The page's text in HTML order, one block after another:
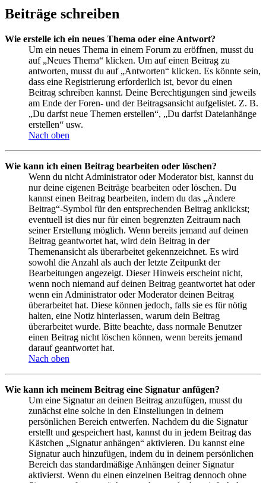
Beiträge schreiben
Wie erstelle ich ein neues Thema oder eine Antwort?
Um ein neues Thema in einem Forum zu eröffnen, musst du
auf „Neues Thema“ klicken. Um auf einen Beitrag zu
antworten, musst du auf „Antworten“ klicken. Es könnte sein,
dass eine Registrierung erforderlich ist, bevor du einen
Beitrag schreiben kannst. Deine Berechtigungen sind jeweils
am Ende der Foren- und der Beitragsansicht aufgelistet. Z. B.
„Du darfst neue Themen erstellen“, „Du darfst Dateianhänge
erstellen“ usw.
Nach oben
Wie kann ich einen Beitrag bearbeiten oder löschen?
Wenn du nicht Administrator oder Moderator bist, kannst du
nur deine eigenen Beiträge bearbeiten oder löschen. Du
kannst einen Beitrag bearbeiten, indem du das „Ändere
Beitrag“-Symbol für den entsprechenden Beitrag anklickst;
eventuell ist dies nur für einen begrenzten Zeitraum nach
seiner Erstellung möglich. Wenn bereits jemand auf deinen
Beitrag geantwortet hat, wird dein Beitrag in der
Themenansicht als überarbeitet gekennzeichnet. Es wird
sowohl die Anzahl als auch der letzte Zeitpunkt der
Bearbeitungen angezeigt. Dieser Hinweis erscheint nicht,
wenn noch niemand auf deinen Beitrag geantwortet hat oder
wenn ein Administrator oder Moderator deinen Beitrag
überarbeitet hat. Diese können jedoch, falls sie es für nötig
halten, eine Notiz hinterlassen, warum dein Beitrag
überarbeitet wurde. Bitte beachte, dass normale Benutzer
einen Beitrag nicht löschen können, wenn bereits jemand
darauf geantwortet hat.
Nach oben
Wie kann ich meinem Beitrag eine Signatur anfügen?
Um eine Signatur an deinen Beitrag anzufügen, musst du
zunächst eine solche in den Einstellungen in deinem
persönlichen Bereich entwerfen. Nachdem du die Signatur
erstellt und gespeichert hast, kannst du in jedem Beitrag das
Kästchen „Signatur anhängen“ aktivieren. Du kannst eine
Signatur auch hinzufügen, indem du in deinem persönlichen
Bereich das standardmäßige Anhängen deiner Signatur
aktivierst. Wenn du einen einzelnen Beitrag dennoch ohne